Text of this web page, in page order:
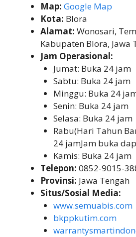
Map: Google Map
Kota: Blora
Alamat: Wonosari,
Kabupaten Blora, Jawa
Jam Operasional:
Jumat: Buka 24 jam
Sabtu: Buka 24 jam
Minggu: Buka 24
Senin: Buka 24 jam
Selasa: Buka 24 jam
Rabu(Hari Tahun
24 jamJam buka
Kamis: Buka 24 jam
Telepon: 0852-9015-
Provinsi: Jawa Tengah
Situs/Sosial Media:
www.semuabis.com
bkppkutim.com